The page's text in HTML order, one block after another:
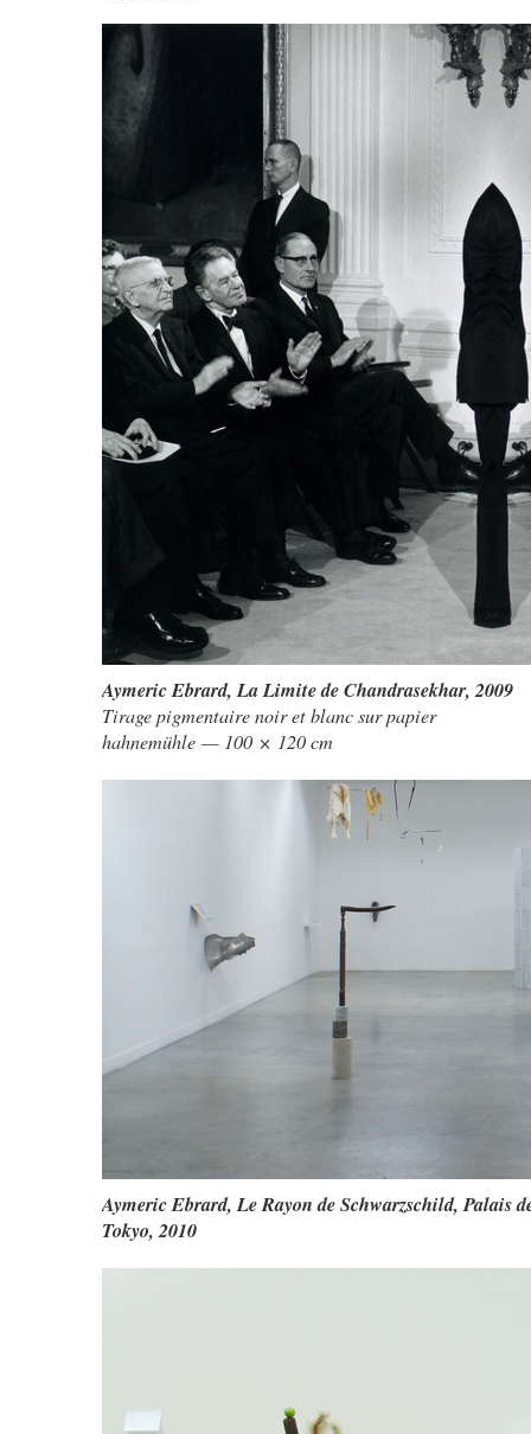
Aymeric Ebrard,La Limite de Chandrasekhar, 2009
Tirage pigmentaire noir et blanc sur papier
hahnemühle — 100 × 120 cm
Aymeric Ebrard, Le Rayon de Schwarzschild, Palais
Tokyo, 2010